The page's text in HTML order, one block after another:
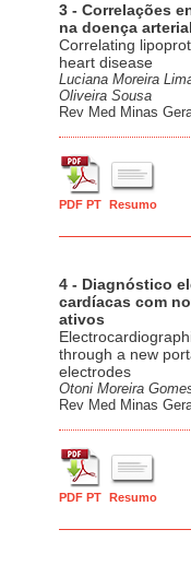
3 - Correlações
na doença
Correlating
heart disease
Luciana Moreira
Oliveira Sousa
Rev Med Minas
PDF PT Resumo
4 - Diagnóstico
cardíacas com
ativos
through a new
electrodes
Otoni Moreira
Rev Med Minas
PDF PT Resumo